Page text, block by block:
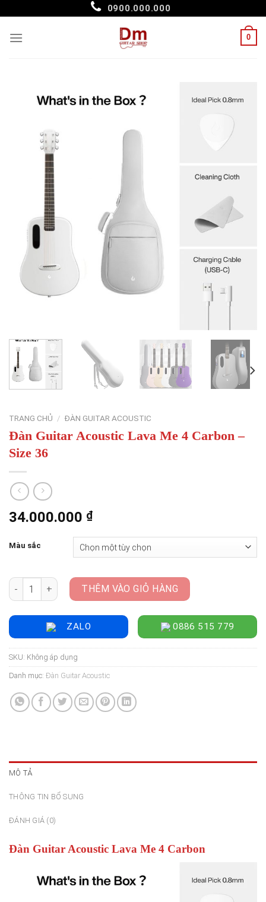
content
0900.000.000
0
TRANG CHỦ / ĐÀN GUITAR ACOUSTIC
Đàn Guitar Acoustic Lava Me 4 Carbon –
Size 36
34.000.000 ₫
Màu sắc
Đàn Guitar Acoustic Lava Me 4 Carbon - Size 36 số lượng
THÊM VÀO GIỎ HÀNG
ZALO 0886 515 779
SKU: Không áp dụng
Danh mục: Đàn Guitar Acoustic
MÔ TẢ
THÔNG TIN BỔ SUNG
ĐÁNH GIÁ (0)
Đàn Guitar Acoustic Lava Me 4 Carbon